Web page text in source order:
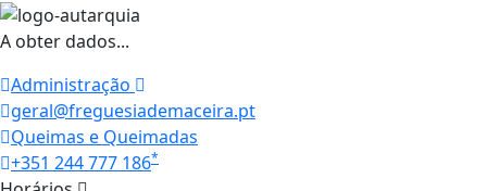
A obter dados...
Administração
geral@freguesiademaceira.pt
Queimas e Queimadas
+351 244 777 186*